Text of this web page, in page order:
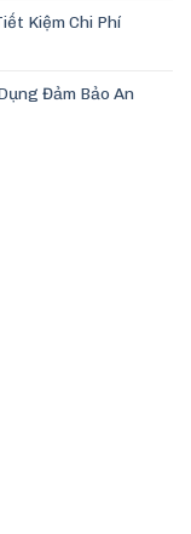
Kiệm Chi Phí
Đảm Bảo An